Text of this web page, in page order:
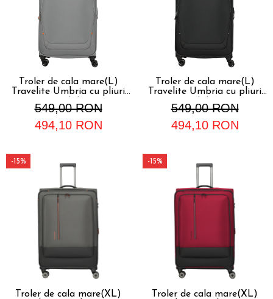
Troler de cala mare(L)
Travelite Umbria cu pliuri
549,00 RON
494,10 RON
Troler de cala mare(L)
Travelite Umbria cu pliuri
549,00 RON
494,10 RON
-15%
Troler de cala mare(XL)
-15%
Troler de cala mare(XL)